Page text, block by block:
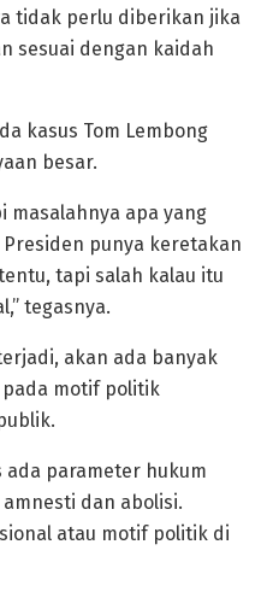
tidak perlu diberikan jika
sesuai dengan kaidah
kasus Tom Lembong
besar.
masalahnya apa yang
punya keretakan
tapi salah kalau itu
tegasnya.
akan ada banyak
motif politik
parameter hukum
dan abolisi.
atau motif politik di